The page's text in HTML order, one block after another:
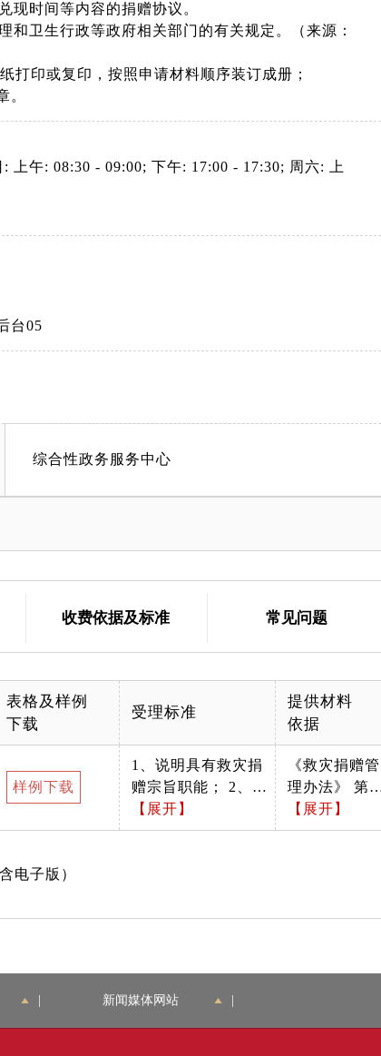
现时间等内容的捐赠协议。
卫生行政等政府相关部门的有关规定。（来源：
打印或复印，按照申请材料顺序装订成册；
。
上午: 08:30 - 09:00; 下午: 17:00 - 17:30; 周六: 上
台05
综合性政务服务中心
收费依据及标准 常见问题
表格及样例
下载
受理标准
提供材料
依据
样例下载
1、说明具有救灾捐
赠宗旨职能； 2、有
准确的单位名称；
3、复印件要求申请
料（含电子版加盖公
款物用途等。 5、该
材料需申请人提供纸
【展开】
《救灾捐赠管
理办法》 第二
十三条第一款
具有救灾宗旨
的灾区需求，
政部门备案，
【展开】
电子版）
新闻媒体网站